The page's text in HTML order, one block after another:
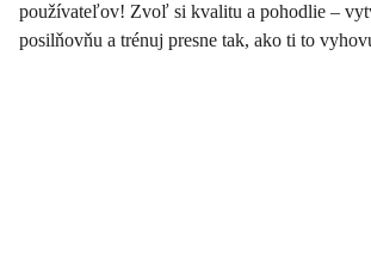
používateľov! Zvoľ si kvalitu a pohodlie –
posilňovňu a trénuj presne tak, ako ti to